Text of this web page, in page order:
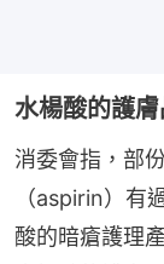
水楊酸的護
消委會指，部
（aspirin）有
酸的暗瘡護理